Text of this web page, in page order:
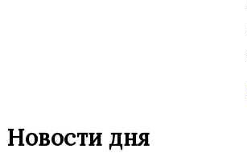
Новости дня